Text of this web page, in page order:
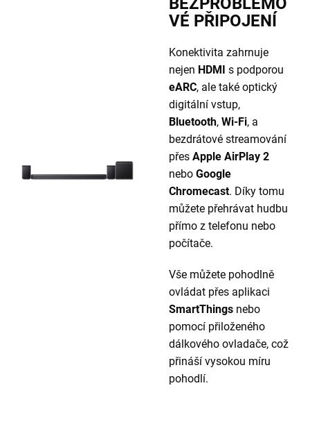
VÉ PŘIPOJENÍ
Konektivita zahrnuje
nejen HDMI s podporou
eARC, ale také optický
digitální vstup,
Bluetooth, Wi-Fi, a
bezdrátové streamování
přes Apple AirPlay 2
nebo Google
Chromecast. Díky tomu
můžete přehrávat hudbu
přímo z telefonu nebo
počítače.
Vše můžete pohodlně
ovládat přes aplikaci
SmartThings nebo
pomocí přiloženého
dálkového ovladače, což
přináší vysokou míru
pohodlí.